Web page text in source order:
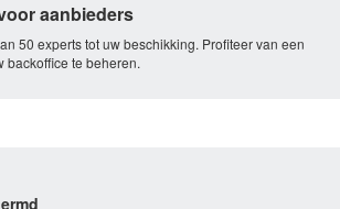
aanbieders
50 experts tot uw beschikking. Profiteer van een
backoffice te beheren.